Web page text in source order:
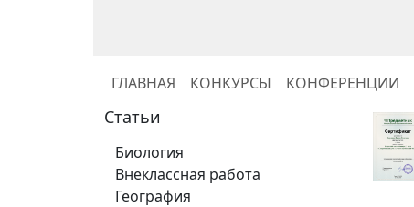
ГЛАВНАЯ КОНКУРСЫ КОНФЕРЕНЦИИ
Статьи
Биология
Внеклассная работа
География